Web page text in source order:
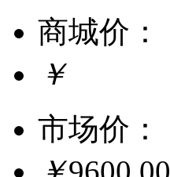
商城价：
￥
市场价：